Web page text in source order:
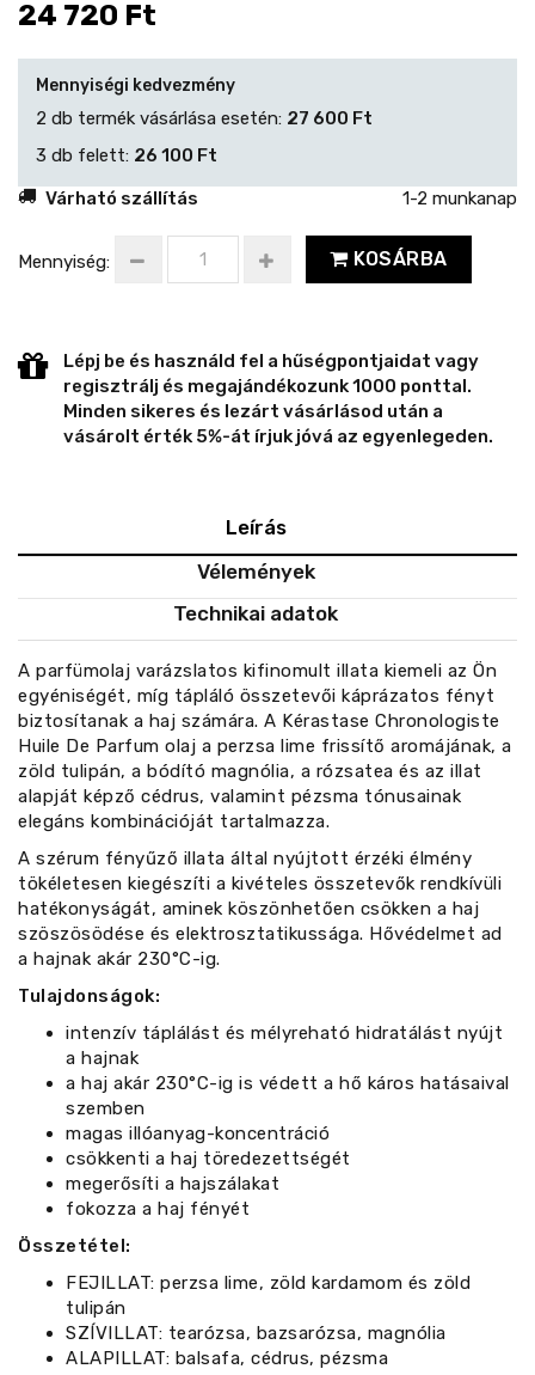
24 720 Ft
Mennyiségi kedvezmény
2 db termék vásárlása esetén: 27 600 Ft
3 db felett: 26 100 Ft
Várható szállítás
1-2 munkanap
Mennyiség: KOSÁRBA
Lépj be és használd fel a hűségpontjaidat vagy
regisztrálj és megajándékozunk 1000 ponttal.
Minden sikeres és lezárt vásárlásod után a
vásárolt érték 5%-át írjuk jóvá az egyenlegeden.
Leírás
Vélemények
Technikai adatok
A parfümolaj varázslatos kifinomult illata kiemeli az Ön
egyéniségét, míg tápláló összetevői káprázatos fényt
biztosítanak a haj számára. A Kérastase Chronologiste
Huile De Parfum olaj a perzsa lime frissítő aromájának, a
zöld tulipán, a bódító magnólia, a rózsatea és az illat
alapját képző cédrus, valamint pézsma tónusainak
elegáns kombinációját tartalmazza.
A szérum fényűző illata által nyújtott érzéki élmény
tökéletesen kiegészíti a kivételes összetevők rendkívüli
hatékonyságát, aminek köszönhetően csökken a haj
szöszösödése és elektrosztatikussága. Hővédelmet ad
a hajnak akár 230°C-ig.
Tulajdonságok:
intenzív táplálást és mélyreható hidratálást nyújt
a hajnak
a haj akár 230°C-ig is védett a hő káros hatásaival
szemben
magas illóanyag-koncentráció
csökkenti a haj töredezettségét
megerősíti a hajszálakat
fokozza a haj fényét
Összetétel:
FEJILLAT: perzsa lime, zöld kardamom és zöld
tulipán
SZÍVILLAT: tearózsa, bazsarózsa, magnólia
ALAPILLAT: balsafa, cédrus, pézsma